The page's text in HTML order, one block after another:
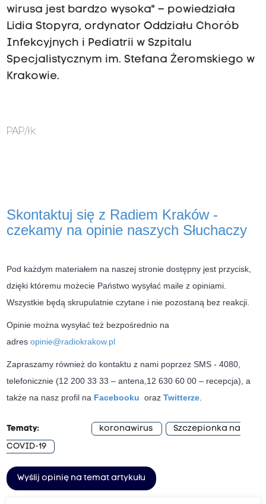
wirusa jest bardzo wysoka" – powiedziała
Lidia Stopyra, ordynator Oddziału Chorób
Infekcyjnych i Pediatrii w Szpitalu
Specjalistycznym im. Stefana Żeromskiego w
Krakowie.
PAP/łk
Skontaktuj się z Radiem Kraków -
czekamy na opinie naszych Słuchaczy
Pod każdym materiałem na naszej stronie dostępny jest przycisk,
dzięki któremu możecie Państwo wysyłać maile z opiniami.
Wszystkie będą skrupulatnie czytane i nie pozostaną bez reakcji.
Opinie można wysyłać też bezpośrednio na
adres opinie@radiokrakow.pl
Zapraszamy również do kontaktu z nami poprzez SMS - 4080,
telefonicznie (12 200 33 33 – antena,12 630 60 00 – recepcja), a
także na nasz profil na Facebooku oraz Twitterze.
Tematy: koronawirus
Szczepionka na
COVID-19
Wyślij opinię na temat artykułu